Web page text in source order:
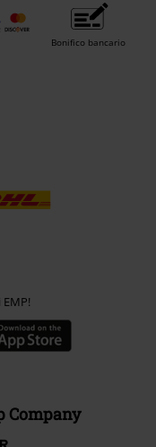
Bonifico bancario
Company